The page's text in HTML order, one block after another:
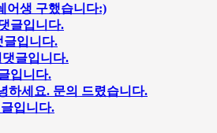
어생 구했습니다:)
글입니다.
글입니다.
댓글입니다.
입니다.
하세요. 문의 드렸습니다.
입니다.